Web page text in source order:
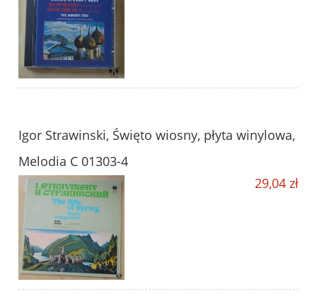
Igor Strawinski, Święto wiosny, płyta winylowa,
Melodia C 01303-4
29,04 zł